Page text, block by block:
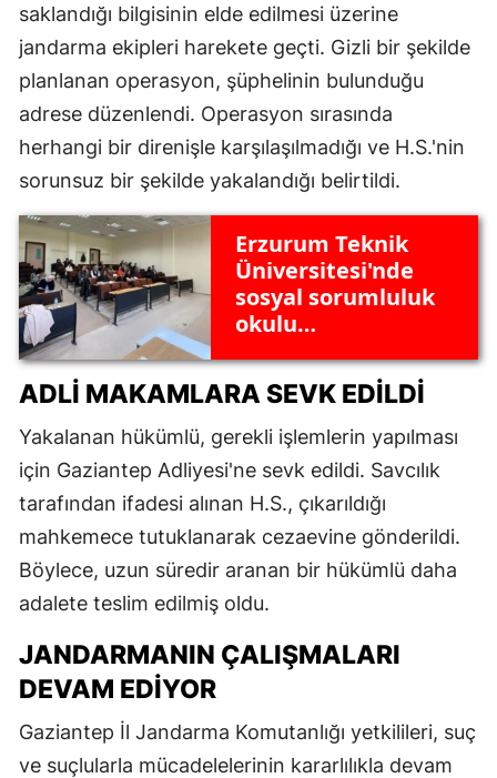
saklandığı bilgisinin elde edilmesi üzerine
jandarma ekipleri harekete geçti. Gizli bir şekilde
planlanan operasyon, şüphelinin bulunduğu
adrese düzenlendi. Operasyon sırasında
herhangi bir direnişle karşılaşılmadığı ve H.S.'nin
sorunsuz bir şekilde yakalandığı belirtildi.
Erzurum Teknik
Üniversitesi'nde
sosyal sorumluluk
okulu
ADLI MAKAMLARA SEVK EDILDI
Yakalanan hükümlü, gerekli işlemlerin yapılması
için Gaziantep Adliyesi'ne sevk edildi. Savcılık
tarafından ifadesi alınan H.S., çıkarıldığı
mahkemece tutuklanarak cezaevine gönderildi.
Böylece, uzun süredir aranan bir hükümlü daha
adalete teslim edilmiş oldu.
JANDARMANIN ÇALIŞMALARI
DEVAM EDIYOR
Gaziantep İl Jandarma Komutanlığı yetkilileri, suç
ve suçlularla mücadelelerinin kararlılıkla devam